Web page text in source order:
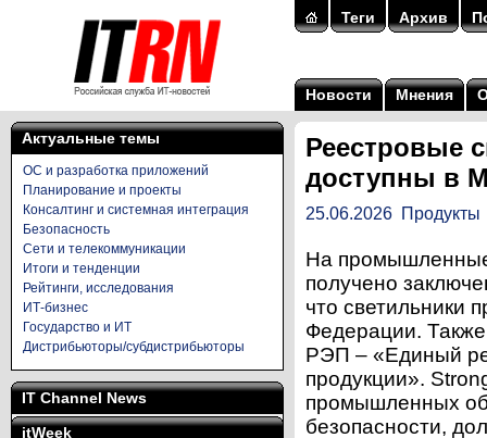
Теги Архив
Новости Мнения
Актуальные темы
ОС и разработка приложений
Планирование и проекты
Консалтинг и системная интеграция
Безопасность
Сети и телекоммуникации
Итоги и тенденции
Рейтинги, исследования
ИТ-бизнес
Государство и ИТ
Дистрибьюторы/субдистрибьюторы
IT Channel News
itWeek
Реестровые
доступны в
25.06.2026 Продукты
На промышленные
получено
что светильники
Федерации.
РЭП – «Единый
продукции».
промышленных
безопасности,